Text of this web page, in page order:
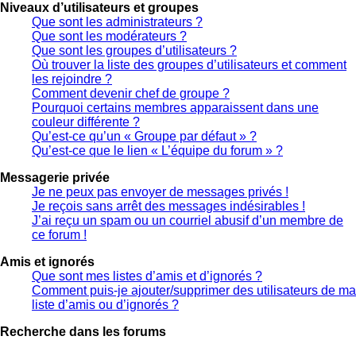
Niveaux d’utilisateurs et groupes
Que sont les administrateurs ?
Que sont les modérateurs ?
Que sont les groupes d’utilisateurs ?
Où trouver la liste des groupes d’utilisateurs et comment
les rejoindre ?
Comment devenir chef de groupe ?
Pourquoi certains membres apparaissent dans une
couleur différente ?
Qu’est-ce qu’un « Groupe par défaut » ?
Qu’est-ce que le lien « L’équipe du forum » ?
Messagerie privée
Je ne peux pas envoyer de messages privés !
Je reçois sans arrêt des messages indésirables !
J’ai reçu un spam ou un courriel abusif d’un membre de
ce forum !
Amis et ignorés
Que sont mes listes d’amis et d’ignorés ?
Comment puis-je ajouter/supprimer des utilisateurs de ma
liste d’amis ou d’ignorés ?
Recherche dans les forums